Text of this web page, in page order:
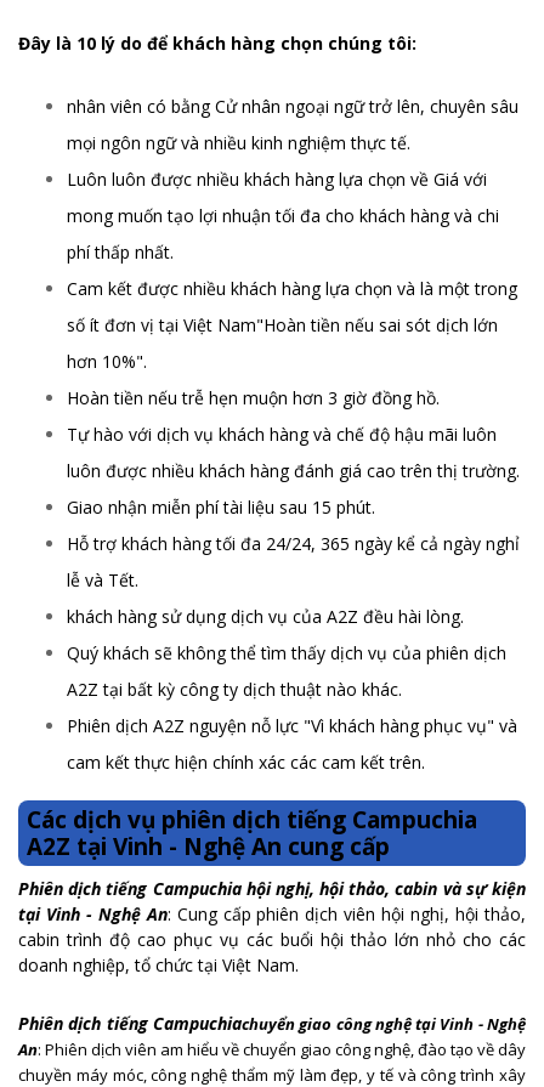
Đây là 10 lý do để khách hàng chọn chúng tôi:
nhân viên có bằng Cử nhân ngoại ngữ trở lên, chuyên sâu
mọi ngôn ngữ và nhiều kinh nghiệm thực tế.
Luôn luôn được nhiều khách hàng lựa chọn về Giá với
mong muốn tạo lợi nhuận tối đa cho khách hàng và chi
phí thấp nhất.
Cam kết được nhiều khách hàng lựa chọn và là một trong
số ít đơn vị tại Việt Nam"Hoàn tiền nếu sai sót dịch lớn
hơn 10%".
Hoàn tiền nếu trễ hẹn muộn hơn 3 giờ đồng hồ.
Tự hào với dịch vụ khách hàng và chế độ hậu mãi luôn
luôn được nhiều khách hàng đánh giá cao trên thị trường.
Giao nhận miễn phí tài liệu sau 15 phút.
Hỗ trợ khách hàng tối đa 24/24, 365 ngày kể cả ngày nghỉ
lễ và Tết.
khách hàng sử dụng dịch vụ của A2Z đều hài lòng.
Quý khách sẽ không thể tìm thấy dịch vụ của phiên dịch
A2Z tại bất kỳ công ty dịch thuật nào khác.
Phiên dịch A2Z nguyện nỗ lực "Vì khách hàng phục vụ" và
cam kết thực hiện chính xác các cam kết trên.
Các dịch vụ phiên dịch tiếng Campuchia
A2Z tại Vinh - Nghệ An cung cấp
Phiên dịch tiếng Campuchia hội nghị, hội thảo, cabin và sự kiện
tại Vinh - Nghệ An: Cung cấp phiên dịch viên hội nghị, hội thảo,
cabin trình độ cao phục vụ các buổi hội thảo lớn nhỏ cho các
doanh nghiệp, tổ chức tại Việt Nam.
Phiên dịch tiếng Campuchiachuyển giao công nghệtại Vinh - Nghệ
An: Phiên dịch viên am hiểu về chuyển giao công nghệ, đào tạo về dây
chuyền máy móc, công nghệ thẩm mỹ làm đẹp, y tế và công trình xây